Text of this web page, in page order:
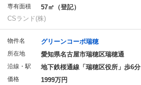
専有面積
57㎡（登記）
CSランド(株)
物件名 グリーンコーポ瑞穂
所在地 愛知県名古屋市瑞穂区瑞穂通
沿線・駅 地下鉄桜通線「瑞穂区役所」歩6分
価格 1999万円